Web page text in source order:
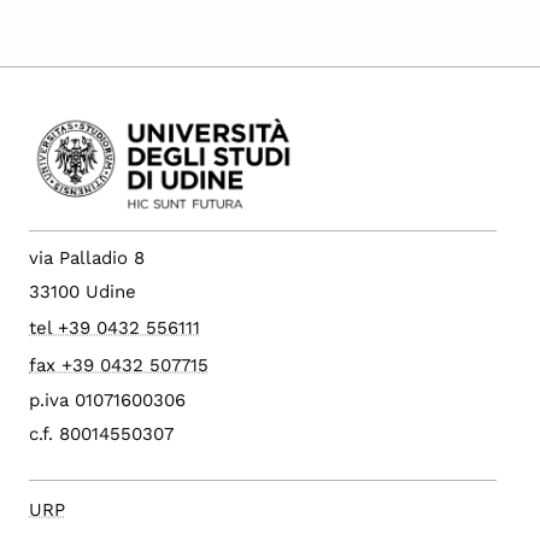
via Palladio 8
33100 Udine
tel +39 0432 556111
fax +39 0432 507715
p.iva 01071600306
c.f. 80014550307
URP